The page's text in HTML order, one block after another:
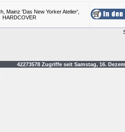
42273578 Zugriffe seit Samstag, 16.